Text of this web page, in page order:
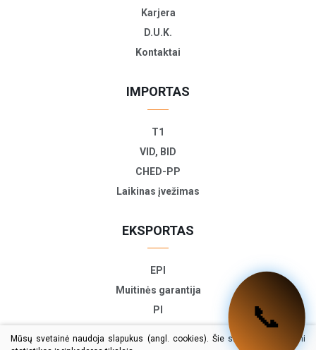
Karjera
D.U.K.
Kontaktai
IMPORTAS
T1
VID, BID
CHED-PP
Laikinas įvežimas
EKSPORTAS
EPI
Muitinės garantija
PI
Mūsų svetainė naudoja slapukus (angl. cookies). Šie slapukai naudojami
📞